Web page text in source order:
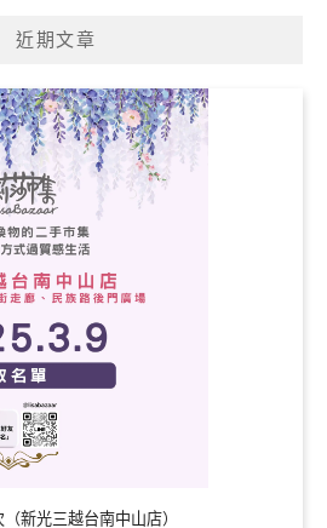
近期文章
新光三越台南中山店）